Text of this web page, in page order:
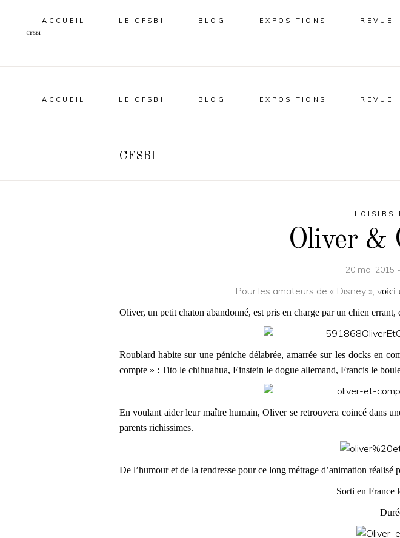
ACCUEIL LE CFSBI BLOG EXPOSITIONS REVUE
ACCUEIL LE CFSBI BLOG EXPOSITIONS REVUE
CFSBI
LOISIRS
Oliver &
20 mai 2015
Pour les amateurs de « Disney », voici
Oliver, un petit chaton abandonné, est pris en charge par un chien
Roublard habite sur une péniche délabrée, amarrée sur les docks en
compte » : Tito le chihuahua, Einstein le dogue allemand, Francis le
En voulant aider leur maître humain, Oliver se retrouvera coincé dans
parents richissimes.
De l’humour et de la tendresse pour ce long métrage d’animation
Sorti en France